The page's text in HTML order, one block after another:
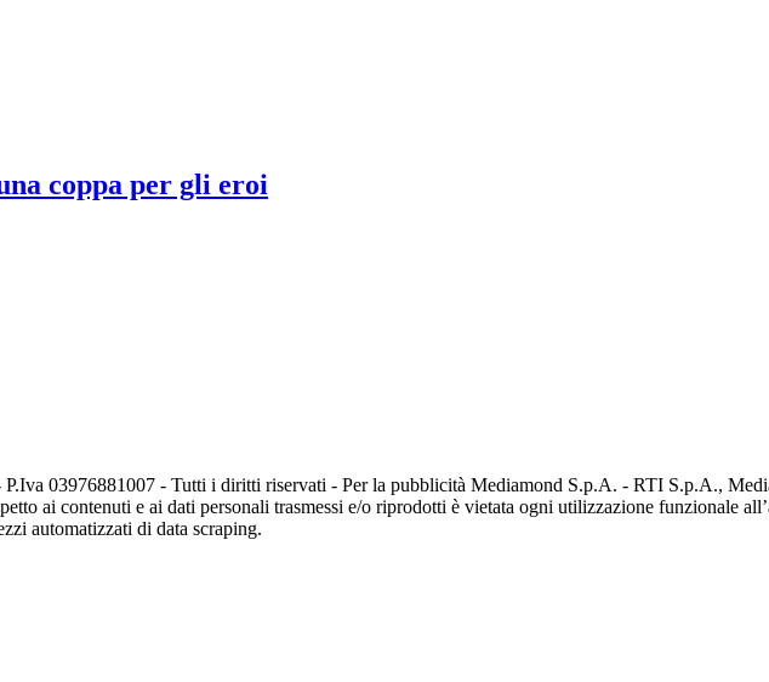
coppa per gli eroi
03976881007 - Tutti i diritti riservati - Per la pubblicità Mediamond S.p.A. - RTI S.p.A.,
ai contenuti e ai dati personali trasmessi e/o riprodotti è vietata ogni utilizzazione funzionale
automatizzati di data scraping.